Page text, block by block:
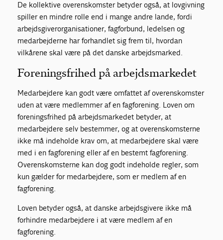
De kollektive overenskomster betyder også, at lovgivning
spiller en mindre rolle end i mange andre lande, fordi
arbejdsgiverorganisationer, fagforbund, ledelsen og
medarbejderne har forhandlet sig frem til, hvordan
vilkårene skal være på det danske arbejdsmarked.
Foreningsfrihed på arbejdsmarkedet
Medarbejdere kan godt være omfattet af overenskomster
uden at være medlemmer af en fagforening. Loven om
foreningsfrihed på arbejdsmarkedet betyder, at
medarbejdere selv bestemmer, og at overenskomsterne
ikke må indeholde krav om, at medarbejdere skal være
med i en fagforening eller af en bestemt fagforening.
Overenskomsterne kan dog godt indeholde regler, som
kun gælder for medarbejdere, som er medlem af en
fagforening.
Loven betyder også, at danske arbejdsgivere ikke må
forhindre medarbejdere i at være medlem af en
fagforening.